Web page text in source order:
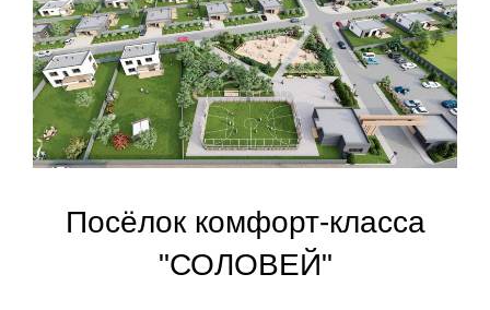
Посёлок комфорт-класса
"СОЛОВЕЙ"